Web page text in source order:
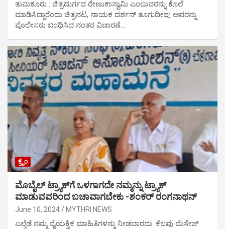
ತುಮಕೂರು : ಚಿತ್ರದುರ್ಗದ ರೇಣುಕಾಸ್ವಾಮಿ ಎಂಬುವರನ್ನು ಕೊಲೆ
ಮಾಡಿಸಿದ್ದಾರೆಂದು ಚಿತ್ರನಟ, ನಾಯಕ ದರ್ಶನ್ ತೂಗುದೀಪು ಅವರನ್ನು
ಪೊಲೀಸರು ಬಂಧಿಸಿದ ನಂತರ ವಿಚಾರಣೆ…
ಕ್ರೈಂ
ಮೊಬೈಲ್ ಟ್ರ್ಯಾಕ್‍ಗೆ ಒಳಗಾಗದೇ ನಮ್ಮನ್ನು ಟ್ರ್ಯಾಕ್
ಮಾಡುವವರಿಂದ ಬಚಾವಾಗಬೇಕು -ಶಂಕರ್ ರಂಗನಾಥನ್
June 10, 2024 MYTHRI NEWS
ಎಲ್ಲೆಡೆ ನಮ್ಮ ವೈಯಕ್ತಿಕ ಮಾಹಿತಿಗಳನ್ನು ನೀಡಬಾರದು. ಕೆಲವು ಮೆಸೇಜ್